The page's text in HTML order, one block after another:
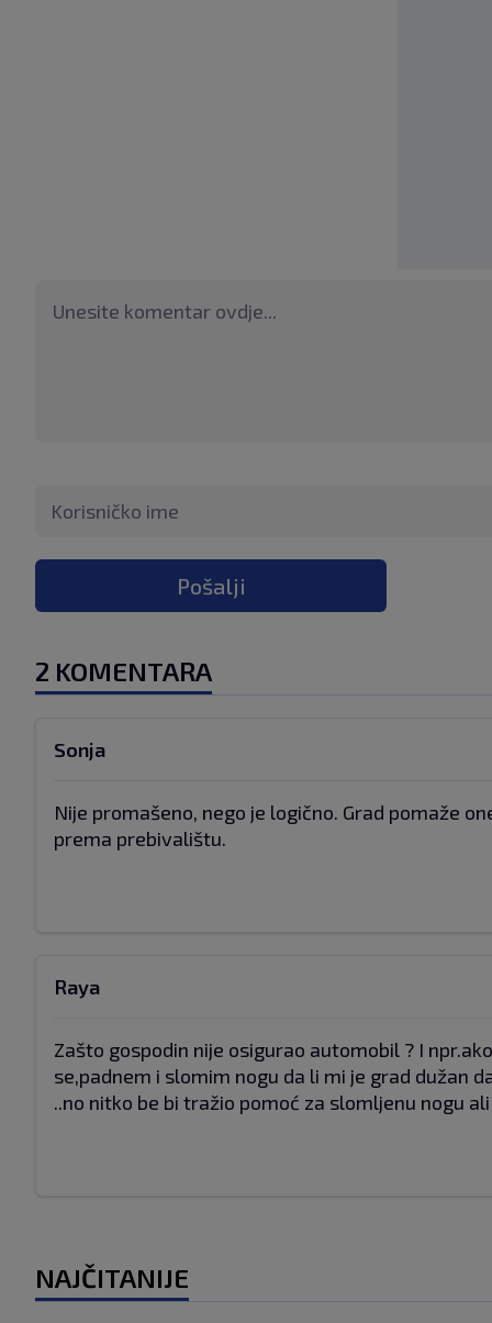
Pošalji
2 KOMENTARA
Sonja
Nije promašeno, nego je logično. Grad pomaže
prema prebivalištu.
Raya
Zašto gospodin nije osigurao automobil ? I
se,padnem i slomim nogu da li mi je grad dužan
..no nitko be bi tražio pomoć za slomljenu nogu
NAJČITANIJE